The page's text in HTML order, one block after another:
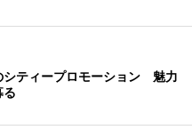
シティープロモーション 魅力
る